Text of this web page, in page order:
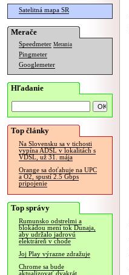
Satelitná mapa SR
Merače
Speedmeter Merania
Pingmeter
Googlemeter
Hľadanie
Top články
Na Slovensku sa v tichosti
vypína ADSL v lokalitách s
VDSL, už 31. mája
Orange sa doťahuje na UPC
a O2, spustí 2.5 Gbps
pripojenie
Top správy
Rumunsko odstrelmi a
blokádou mení tok Dunaja,
aby udržalo jadrovú
elektráreň v chode
Joj Play výrazne zdražuje
Chrome sa bude
aktualizovať dvakrát